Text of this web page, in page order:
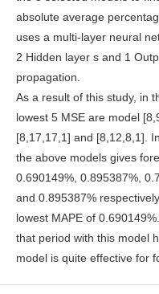
absolute average
uses a multi-layer neural
2 Hidden layer s and 1
propagation.
As a result of this study, in
lowest 5 MSE are model
[8,17,17,1] and [8,12,8,1].
the above models gives
0.690149%, 0.895387%,
and 0.895387%
lowest MAPE of
that period with this model
model is quite effective for